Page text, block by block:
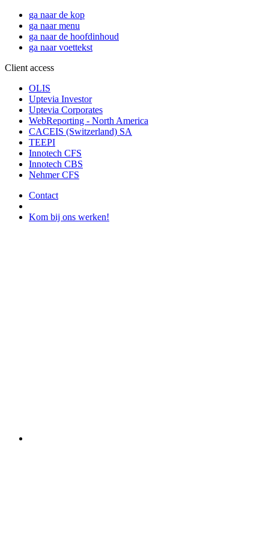
ga naar de kop
ga naar menu
ga naar de hoofdinhoud
ga naar voettekst
Client access
OLIS
Uptevia Investor
Uptevia Corporates
WebReporting - North America
CACEIS (Switzerland) SA
TEEPI
Innotech CFS
Innotech CBS
Nehmer CFS
Contact
Kom bij ons werken!